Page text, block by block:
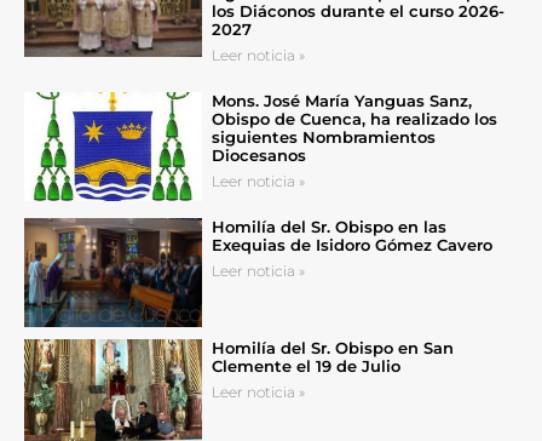
los Diáconos durante el curso 2026-
2027
Leer noticia »
Mons. José María Yanguas Sanz,
Obispo de Cuenca, ha realizado los
siguientes Nombramientos
Diocesanos
Leer noticia »
Homilía del Sr. Obispo en las
Exequias de Isidoro Gómez Cavero
Leer noticia »
Homilía del Sr. Obispo en San
Clemente el 19 de Julio
Leer noticia »